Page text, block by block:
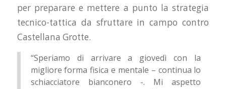
per preparare e mettere a punto la strategia
tecnico-tattica da sfruttare in campo contro
Castellana Grotte.
“Speriamo di arrivare a giovedì con la
migliore forma fisica e mentale – continua lo
schiacciatore bianconero -. Mi aspetto